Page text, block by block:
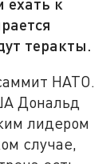
теракты.
НАТО.
Дональд
лидером
случае,